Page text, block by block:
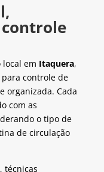
em Itaquera,
controle de
organizada. Cada
com as
o tipo de
de circulação
técnicas